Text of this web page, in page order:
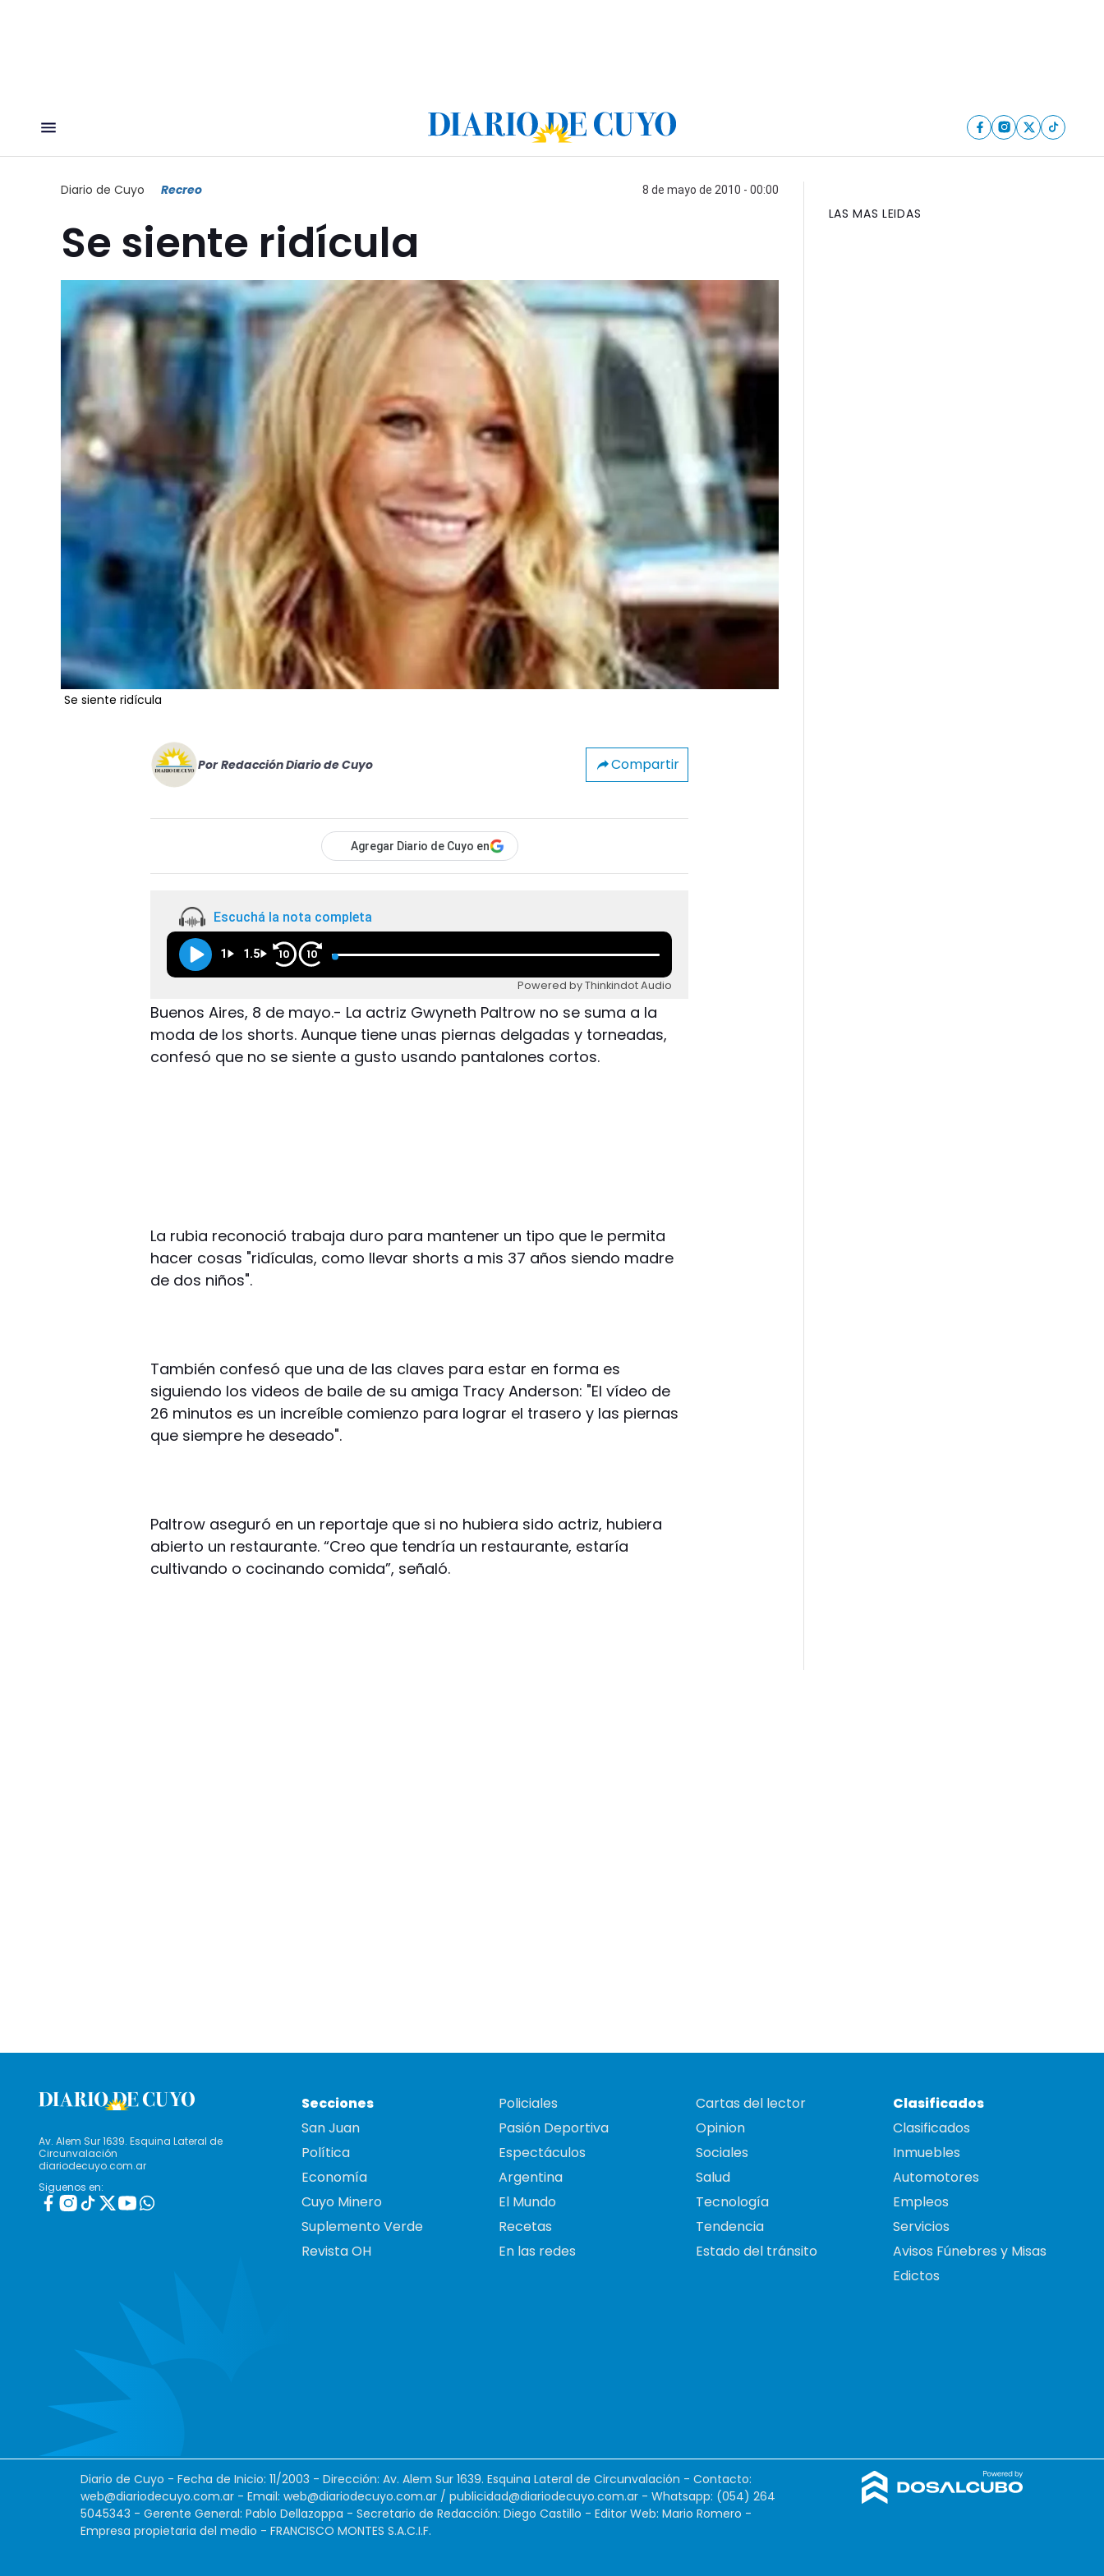
Diario de Cuyo Recreo 8 de mayo de 2010 - 00:00
Se siente ridícula
Se siente ridícula
Por Redacción Diario de Cuyo Compartir
Agregar Diario de Cuyo en
Escuchá la nota completa
1 1.5 10 10
Powered by Thinkindot Audio
Buenos Aires, 8 de mayo.- La actriz Gwyneth Paltrow no se suma a la
moda de los shorts. Aunque tiene unas piernas delgadas y torneadas,
confesó que no se siente a gusto usando pantalones cortos.
La rubia reconoció trabaja duro para mantener un tipo que le permita
hacer cosas "ridículas, como llevar shorts a mis 37 años siendo madre
de dos niños".
También confesó que una de las claves para estar en forma es
siguiendo los videos de baile de su amiga Tracy Anderson: "El vídeo de
26 minutos es un increíble comienzo para lograr el trasero y las piernas
que siempre he deseado".
Paltrow aseguró en un reportaje que si no hubiera sido actriz, hubiera
abierto un restaurante. “Creo que tendría un restaurante, estaría
cultivando o cocinando comida”, señaló.
LAS MAS LEIDAS
Av. Alem Sur 1639. Esquina Lateral de
Circunvalación
diariodecuyo.com.ar
Siguenos en:
Secciones
San Juan
Política
Economía
Cuyo Minero
Suplemento Verde
Revista OH
Policiales
Pasión Deportiva
Espectáculos
Argentina
El Mundo
Recetas
En las redes
Cartas del lector
Opinion
Sociales
Salud
Tecnología
Tendencia
Estado del tránsito
Clasificados
Clasificados
Inmuebles
Automotores
Empleos
Servicios
Avisos Fúnebres y Misas
Edictos
Diario de Cuyo - Fecha de Inicio: 11/2003 - Dirección: Av. Alem Sur 1639. Esquina Lateral de Circunvalación - Contacto:
web@diariodecuyo.com.ar - Email: web@diariodecuyo.com.ar / publicidad@diariodecuyo.com.ar - Whatsapp: (054) 264
5045343 - Gerente General: Pablo Dellazoppa - Secretario de Redacción: Diego Castillo - Editor Web: Mario Romero -
Empresa propietaria del medio - FRANCISCO MONTES S.A.C.I.F.